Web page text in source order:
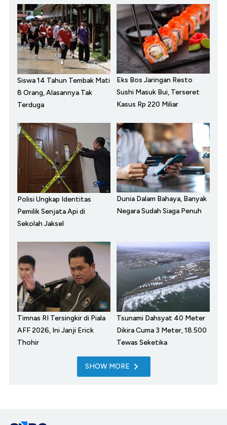
Siswa 14 Tahun Tembak Mati
8 Orang, Alasannya Tak
Terduga
Eks Bos Jaringan Resto
Sushi Masuk Bui, Terseret
Kasus Rp 220 Miliar
Polisi Ungkap Identitas
Pemilik Senjata Api di
Sekolah Jaksel
Dunia Dalam Bahaya, Banyak
Negara Sudah Siaga Penuh
Timnas RI Tersingkir di Piala
AFF 2026, Ini Janji Erick
Thohir
Tsunami Dahsyat 40 Meter
Dikira Cuma 3 Meter, 18.500
Tewas Seketika
SHOW MORE